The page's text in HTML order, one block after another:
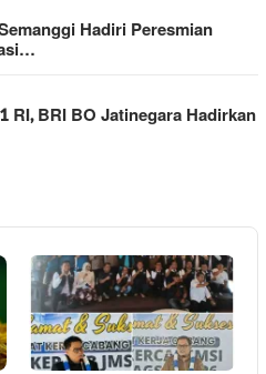
Hadiri Peresmian
RI, BRI BO Jatinegara Hadirkan